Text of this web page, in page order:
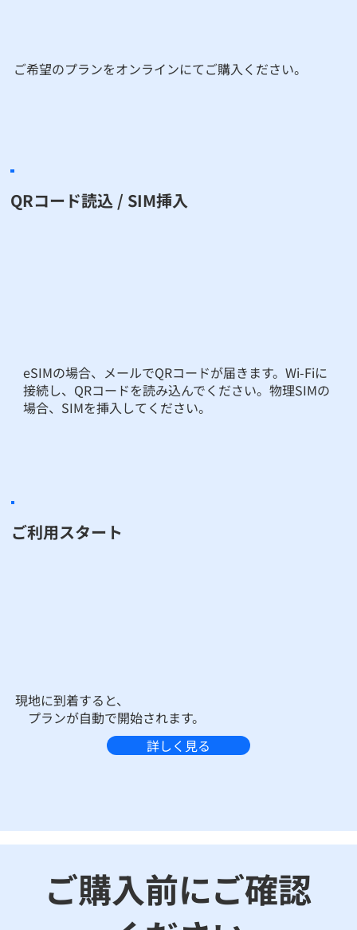
​ご希望のプランをオンラインにてご購入ください。
QRコード読込 / SIM挿入
eSIMの場合、メールでQRコードが届きます。Wi-Fiに
接続し、QRコードを読み込んでください。物理SIMの
場合、SIMを挿入してください。
ご利用スタート
現地に到着すると、
プランが自動で開始されます。
詳しく見る
ご購入前にご確認